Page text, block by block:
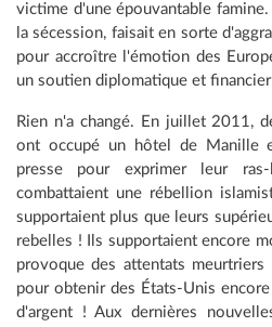
victime d'une épouvantable
la sécession, faisait en sorte
pour accroître l'émotion des
un soutien diplomatique et
Rien n'a changé. En juillet 2011,
ont occupé un hôtel de Manille
presse pour exprimer leur
combattaient une rébellion
supportaient plus que leurs
rebelles ! Ils supportaient encore
provoque des attentats
pour obtenir des États-Unis
d'argent ! Aux dernières